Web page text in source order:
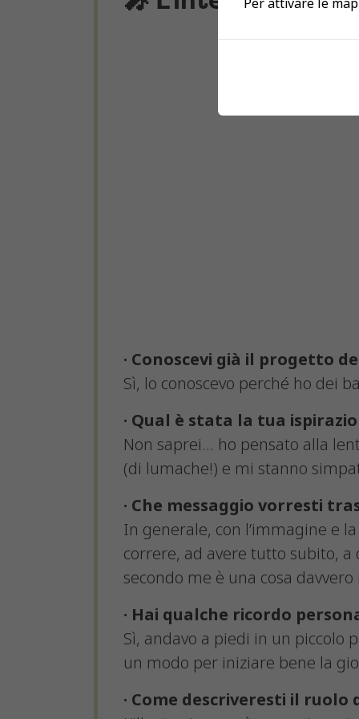
· Conoscevi già il progetto
Sì, lo conoscevo perché ho dei
· Qual è stata la tua
Non saprei… ho pensato alla
(di lumache!) e mi stanno
· Che messaggio vorresti
In generale, con l’immagine e
correre, ad avere tutto subito,
secondo me è una cosa
· Hai qualche ricordo
Sì, andavo a piedi in un piccolo
un modo per iniziare bene la
· Come descriveresti il